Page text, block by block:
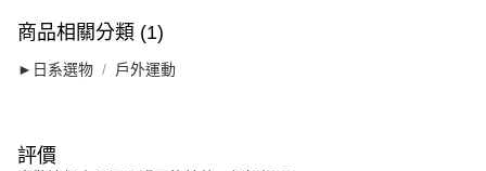
商品相關分類 (1)
►日系選物 戶外運動
評價